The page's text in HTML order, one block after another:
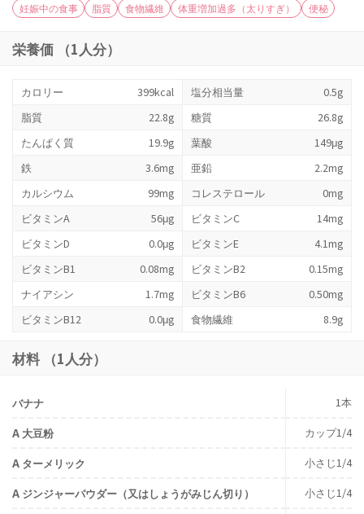
妊娠中の食事 脂質 食物繊維 体重増加過多（太りすぎ） 便秘
栄養価 （1人分）
カロリー 399kcal 塩分相当量
0.5g
脂質
22.8g 糖質
26.8g
たんぱく質
19.9g 葉酸
149μg
鉄
3.6mg 亜鉛
2.2mg
カルシウム
99mg コレステロール
0mg
ビタミンA
56μg ビタミンC
14mg
ビタミンD
0.0μg ビタミンE
4.1mg
ビタミンB1
0.08mg ビタミンB2
0.15mg
ナイアシン
1.7mg ビタミンB6
0.50mg
ビタミンB12
0.0μg 食物繊維 8.9g
材料 （1人分）
バナナ
1本
A 大豆粉
カップ1/4
A ターメリック
小さじ1/4
A ジンジャーパウダー（又はしょうがみじん切り）
小さじ1/4